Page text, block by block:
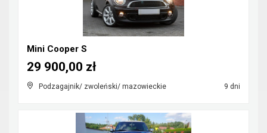
Mini Cooper S
Podzagajnik/ zwoleński/ mazowieckie 9 dni
29 900,00 zł